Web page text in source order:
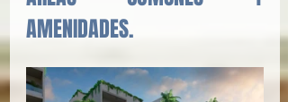
AMENIDADES.